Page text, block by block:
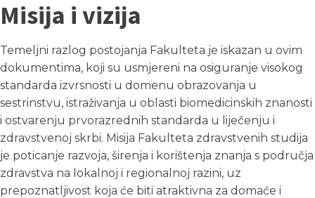
Misija i vizija
Temeljni razlog postojanja Fakulteta je iskazan u ovim
dokumentima, koji su usmjereni na osiguranje visokog
standarda izvrsnosti u domenu obrazovanja u
sestrinstvu, istraživanja u oblasti biomedicinskih znanosti
i ostvarenju prvorazrednih standarda u liječenju i
zdravstvenoj skrbi. Misija Fakulteta zdravstvenih studija
je poticanje razvoja, širenja i korištenja znanja s područja
zdravstva na lokalnoj i regionalnoj razini, uz
prepoznatljivost koja će biti atraktivna za domaće i